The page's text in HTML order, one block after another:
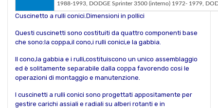
1988-1993, DODGE Sprinter 3500 (interno) 1972- 1979,
Cuscinetto a rulli conici.Dimensioni in pollici
Questi cuscinetti sono costituiti da quattro componenti base
che sono:la coppa,il cono,i rulli conici,e la gabbia.
Il cono,la gabbia e i rulli,costituiscono un unico assemblaggio
ed è solitamente separabile dalla coppa favorendo cosi le
operazioni di montaggio e manutenzione.
I cuscinetti a rulli conici sono progettati appositamente per
gestire carichi assiali e radiali su alberi rotanti e in